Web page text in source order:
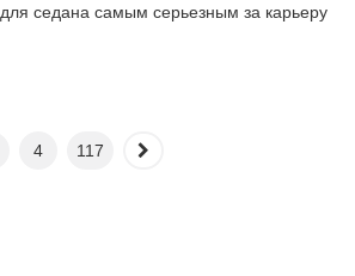
седана самым серьезным за карьеру
4 117